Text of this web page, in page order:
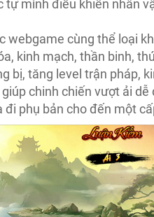
tự mình điều khiển nhân
webgame cùng thể loại
kinh mạch, thần binh,
bị, tăng level trận pháp,
chinh chiến vượt ải
đi phụ bản cho đến một